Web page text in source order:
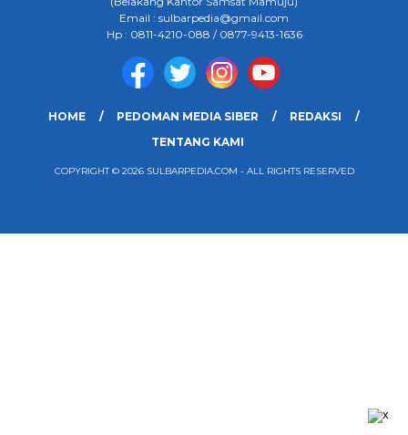
Email : sulbarpedia@gmail.com
Hp : 0811-4210-088 / 0877-9413-1636
HOME PEDOMAN MEDIA SIBER
REDAKSI
TENTANG KAMI
COPYRIGHT © 2026 SULBARPEDIA.COM - ALL RIGHTS RESERVED